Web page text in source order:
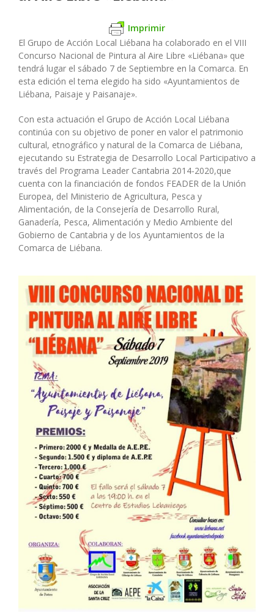
Imprimir
El Grupo de Acción Local Liébana ha colaborado en el VIII
Concurso Nacional de Pintura al Aire Libre «Liébana» que
tendrá lugar el sábado 7 de Septiembre en la Comarca. En
esta edición el tema elegido ha sido «Ayuntamientos de
Liébana, Paisaje y Paisanaje».
Con esta actuación el Grupo de Acción Local Liébana
continúa con su objetivo de poner en valor el patrimonio
cultural, etnográfico y natural de la Comarca de Liébana,
ejecutando su Estrategia de Desarrollo Local Participativo a
través del Programa Leader Cantabria 2014-2020,que
cuenta con la financiación de fondos FEADER de la Unión
Europea, del Ministerio de Agricultura, Pesca y
Alimentación, de la Consejería de Desarrollo Rural,
Ganadería, Pesca, Alimentación y Medio Ambiente del
Gobierno de Cantabria y de los Ayuntamientos de la
Comarca de Liébana.